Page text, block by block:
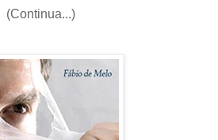
(Continua...)